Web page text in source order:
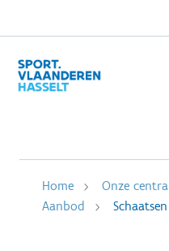
Home Onze centra
Aanbod
Schaatsen